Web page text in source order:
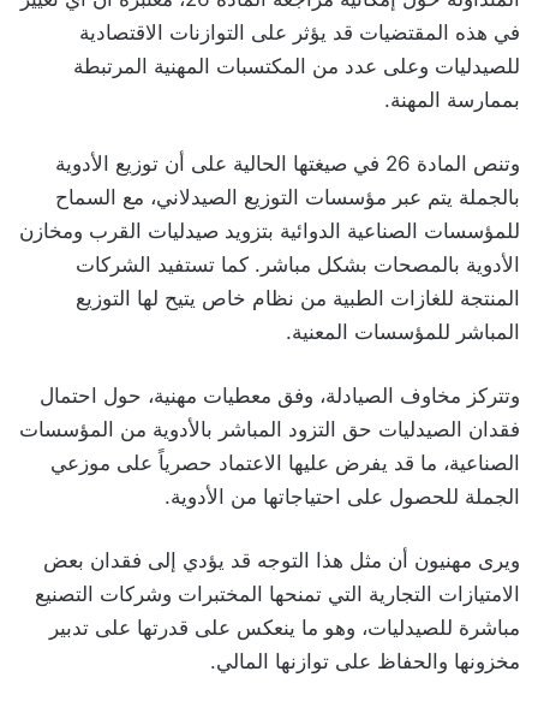
في هذه المقتضيات قد يؤثر على التوازنات الاقتصادية
للصيدليات وعلى عدد من المكتسبات المهنية المرتبطة
بممارسة المهنة.
وتنص المادة 26 في صيغتها الحالية على أن توزيع الأدوية
بالجملة يتم عبر مؤسسات التوزيع الصيدلاني، مع السماح
للمؤسسات الصناعية الدوائية بتزويد صيدليات القرب ومخازن
الأدوية بالمصحات بشكل مباشر. كما تستفيد الشركات
المنتجة للغازات الطبية من نظام خاص يتيح لها التوزيع
المباشر للمؤسسات المعنية.
وتتركز مخاوف الصيادلة، وفق معطيات مهنية، حول احتمال
فقدان الصيدليات حق التزود المباشر بالأدوية من المؤسسات
الصناعية، ما قد يفرض عليها الاعتماد حصرياً على موزعي
الجملة للحصول على احتياجاتها من الأدوية.
ويرى مهنيون أن مثل هذا التوجه قد يؤدي إلى فقدان بعض
الامتيازات التجارية التي تمنحها المختبرات وشركات التصنيع
مباشرة للصيدليات، وهو ما ينعكس على قدرتها على تدبير
مخزونها والحفاظ على توازنها المالي.